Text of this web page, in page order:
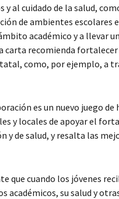
al cuidado de la salud,
de ambientes escolares
académico y a llevar
carta recomienda
como, por ejemplo, a
es un nuevo juego
y locales de apoyar el
y de salud, y resalta las
que cuando los jóvenes
académicos, su salud y